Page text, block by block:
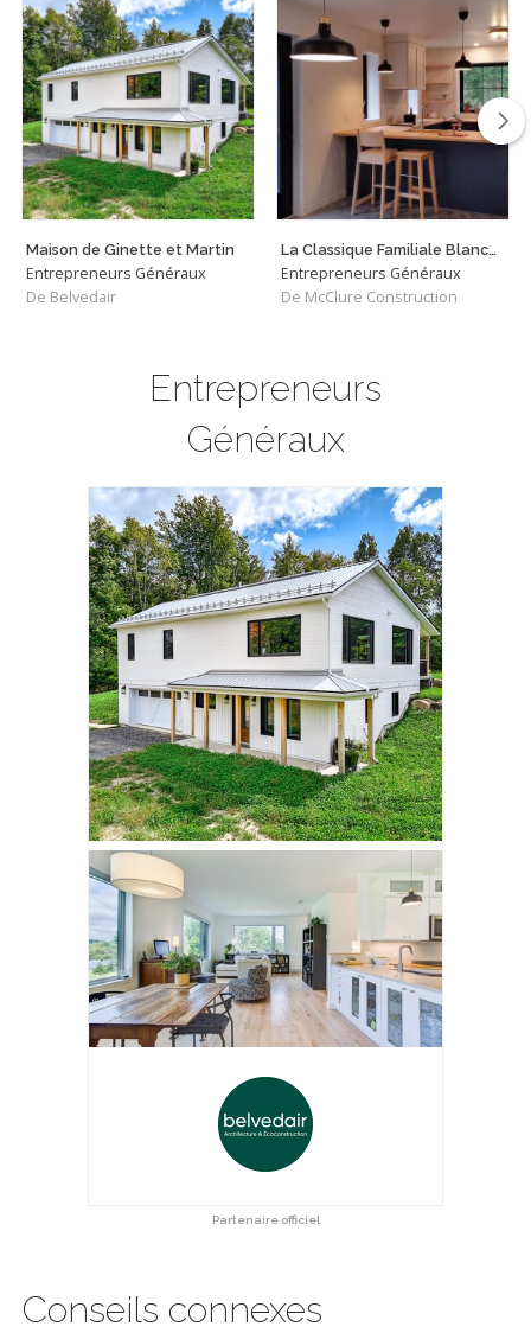
Maison de Ginette et Martin
Entrepreneurs Généraux
De Belvedair
La Classique Familiale Blanche
Entrepreneurs Généraux
De McClure Construction
Entrepreneurs
Généraux
Partenaire officiel
Conseils connexes